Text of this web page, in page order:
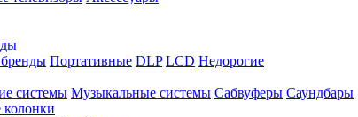
Портативные DLP LCD Недорогие
системы Музыкальные системы Сабвуферы Саундбары